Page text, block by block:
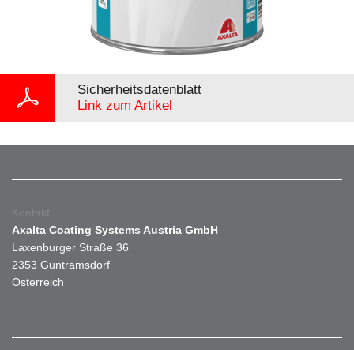
Sicherheitsdatenblatt
Link zum Artikel
Kontakt
Axalta Coating Systems Austria GmbH
Laxenburger Straße 36
2353 Guntramsdorf
Österreich